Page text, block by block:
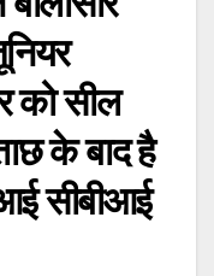
को सील
के बाद है
सीबीआई